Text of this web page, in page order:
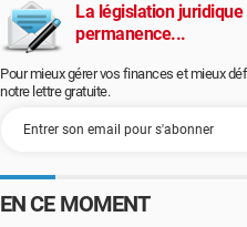
La législation
permanence...
Pour mieux gérer vos finances et mieux
notre lettre gratuite.
EN CE MOMENT